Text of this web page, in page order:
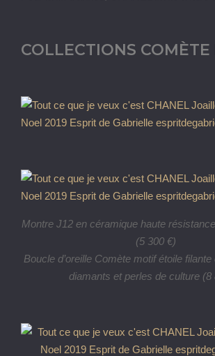
COLLECTIONS COMÈTE
Montre J12 en céramique haute
(5 300 €)
Boucle d’oreille Comète motif étoile
diamants et perles de culture (8